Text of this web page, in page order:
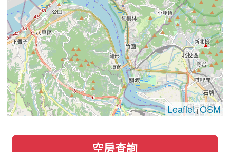
Leaflet|OSM
空房查詢